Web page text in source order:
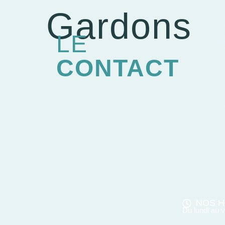
Gardons
LE
CONTACT